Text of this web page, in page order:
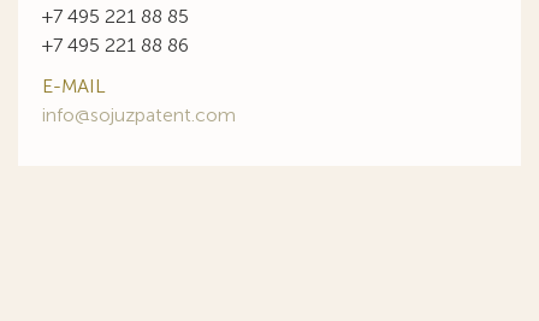
+7 495 221 88 85
+7 495 221 88 86
E-MAIL
info@sojuzpatent.com